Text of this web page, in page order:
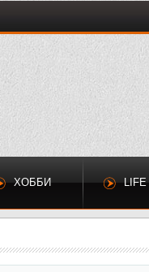
ХОББИ LIFE